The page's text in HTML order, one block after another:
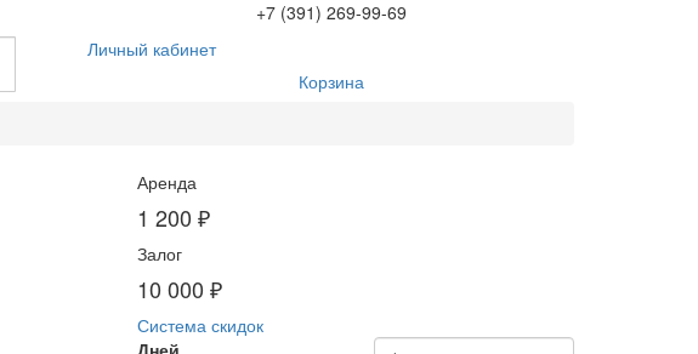
+7 (391) 269-99-69
Личный кабинет
Корзина
Аренда
1 200 ₽
Залог
10 000 ₽
Система скидок
Дней